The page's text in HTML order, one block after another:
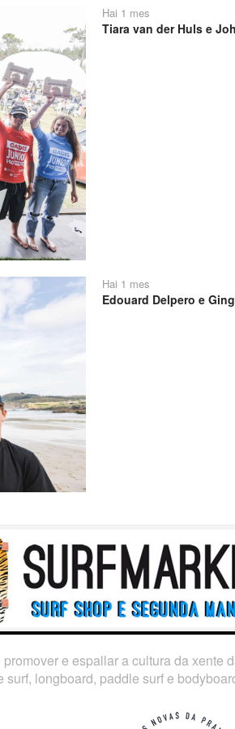
Hai 1 mes
Tiara van der Huls e
Hai 1 mes
Edouard Delpero e
e espallar a cultura da
surf, longboard, paddle surf e